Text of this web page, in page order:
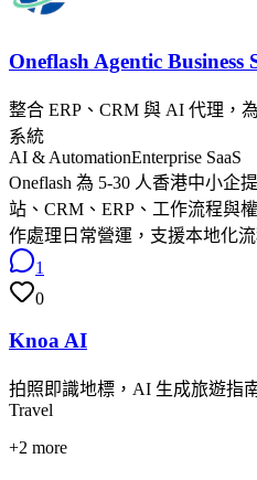
Oneflash Agentic Business
整合 ERP、CRM 與 AI 代理，
系統
AI & AutomationEnterprise SaaS
Oneflash 為 5-30 人香港中小企
站、CRM、ERP、工作流程與
作處理日常營運，支援本地化流
1
0
Knoa AI
拍照即識地標，AI 生成旅遊指
Travel
+2 more